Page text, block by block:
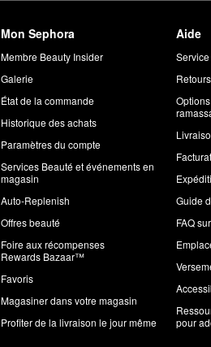
Mon Sephora
Membre Beauty Insider
Galerie
État de la commande
Historique des achats
Paramètres du compte
Services Beauté et événements en
magasin
Auto-Replenish
Offres beauté
Foire aux récompenses
Rewards Bazaar™
Favoris
Magasiner dans votre magasin
Profiter de la livraison le jour même
Aide
Guide
FAQ
pour